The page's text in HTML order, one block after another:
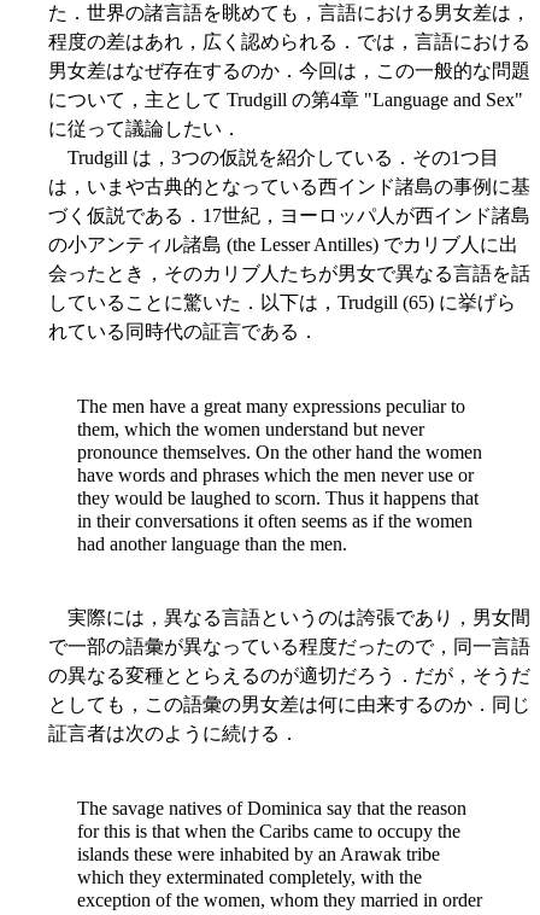
た．世界の諸言語を眺めても，言語における男女差は，
程度の差はあれ，広く認められる．では，言語における
男女差はなぜ存在するのか．今回は，この一般的な問題
について，主として Trudgill の第4章 "Language and Sex"
に従って議論したい．
Trudgill は，3つの仮説を紹介している．その1つ目
は，いまや古典的となっている西インド諸島の事例に基
づく仮説である．17世紀，ヨーロッパ人が西インド諸島
の小アンティル諸島 (the Lesser Antilles) でカリブ人に出
会ったとき，そのカリブ人たちが男女で異なる言語を話
していることに驚いた．以下は，Trudgill (65) に挙げら
れている同時代の証言である．
The men have a great many expressions peculiar to
them, which the women understand but never
pronounce themselves. On the other hand the women
have words and phrases which the men never use or
they would be laughed to scorn. Thus it happens that
in their conversations it often seems as if the women
had another language than the men.
実際には，異なる言語というのは誇張であり，男女間
で一部の語彙が異なっている程度だったので，同一言語
の異なる変種ととらえるのが適切だろう．だが，そうだ
としても，この語彙の男女差は何に由来するのか．同じ
証言者は次のように続ける．
The savage natives of Dominica say that the reason
for this is that when the Caribs came to occupy the
islands these were inhabited by an Arawak tribe
which they exterminated completely, with the
exception of the women, whom they married in order